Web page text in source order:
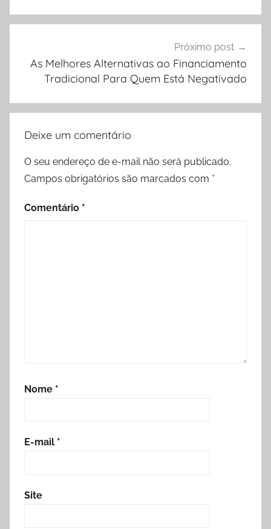
Próximo post
As Melhores Alternativas ao Financiamento
Tradicional Para Quem Está Negativado
Deixe um comentário
O seu endereço de e-mail não será publicado.
Campos obrigatórios são marcados com *
Comentário *
Nome *
E-mail *
Site